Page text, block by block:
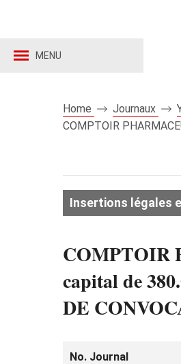
MENU
Home Journaux
COMPTOIR
Insertions légales
COMPTOIR
capital de
DE
No. Journal